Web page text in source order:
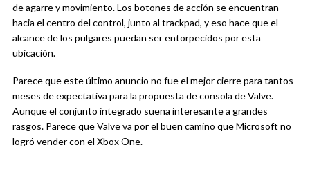
de agarre y movimiento. Los botones de acción se encuentran
hacia el centro del control, junto al trackpad, y eso hace que el
alcance de los pulgares puedan ser entorpecidos por esta
ubicación.
Parece que este último anuncio no fue el mejor cierre para tantos
meses de expectativa para la propuesta de consola de Valve.
Aunque el conjunto integrado suena interesante a grandes
rasgos. Parece que Valve va por el buen camino que Microsoft no
logró vender con el Xbox One.